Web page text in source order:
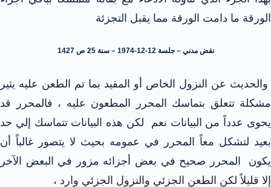
الورقة ما دامت الورقة مما يقبل التجزئة
نقض مدني – جلسة 12-12-1974 – سنة 25 ص 1427
والحديث عن النزول الخاص أو المقيد بما تم الطعن عليه يثير
مشكلة تتعلق بتماسك المحرر المطعون عليه ، فالمحرر قد
يحوى عدداً من البيانات نعم لكن هذه البيانات تتماسك إلي حد
بعيد لتشكل معاً المحرر في عمومه بحيث لا يتصور غالباً أن
يكون المحرر صحيح في بعض أجزائه مزور في البعض الآخر
إلا قليلاً لكن الطعن الجزئي والنزول الجزئي وارد ،